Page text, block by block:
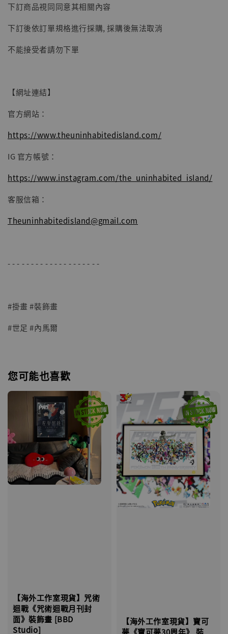
下訂商品視同同意其相關內容
下訂後依訂單規格進行採購, 採購後無法取消
不能接受者請勿下單
【網址連結】
官方網站：
https://www.theuninhabitedisland.com/
IG 官方帳號：
https://www.instagram.com/the_uninhabited_island/
客服信箱：
Theuninhabitedisland@gmail.com
- - - - - - - - - - - - - - - - - - - -
#掛畫 #裝飾畫
#世足 #內馬爾
您可能也喜歡
【海外工作室現貨】咒術
迴戰《咒術迴戰月刊封
面》裝飾畫 [BBD
Studio]
【海外工作室現貨】寶可
夢《寶可夢30周年》 裝